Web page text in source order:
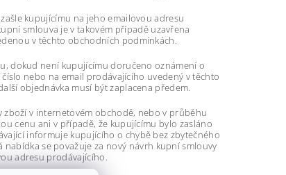
kupujícímu na jeho emailovou adresu
smlouva je v takovém případě uzavřena
v těchto obchodních podmínkách.
dokud není kupujícímu doručeno oznámení o
nebo na email prodávajícího uvedený v těchto
objednávka musí být zaplacena předem.
zboží v internetovém obchodě, nebo v průběhu
cenu ani v případě, že kupujícímu bylo zasláno
informuje kupujícího o chybě bez zbytečného
se považuje za nový návrh kupní smlouvy
adresu prodávajícího.